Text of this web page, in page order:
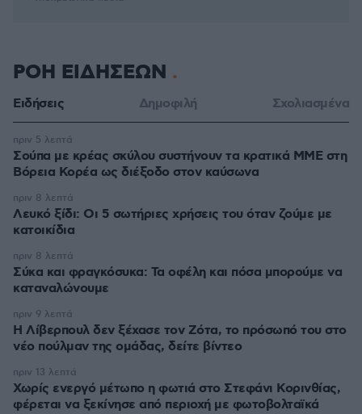
ΡΟΗ ΕΙΔΗΣΕΩΝ
Ειδήσεις Δημοφιλή Σχολιασμένα
Σούπα με κρέας σκύλου συστήνουν τα κρατικά ΜΜΕ στη
Βόρεια Κορέα ως διέξοδο στον καύσωνα
πριν 5 λεπτά
Λευκό ξίδι: Οι 5 σωτήριες χρήσεις του όταν ζούμε με
κατοικίδια
πριν 8 λεπτά
Σύκα και φραγκόσυκα: Τα οφέλη και πόσα μπορούμε να
καταναλώνουμε
πριν 8 λεπτά
Η Λίβερπουλ δεν ξέχασε τον Ζότα, το πρόσωπό του στο
νέο πούλμαν της ομάδας, δείτε βίντεο
πριν 9 λεπτά
Χωρίς ενεργό μέτωπο η φωτιά στο Στεφάνι Κορινθίας,
φέρεται να ξεκίνησε από περιοχή με φωτοβολταϊκά
πριν 13 λεπτά